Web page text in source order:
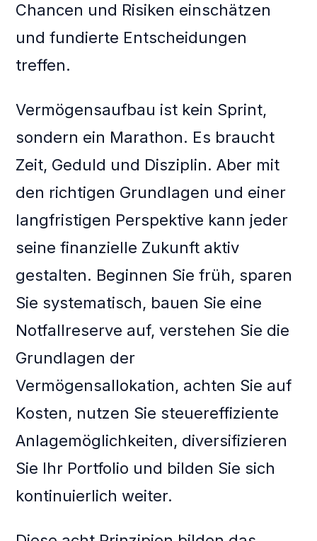
Chancen und Risiken einschätzen
und fundierte Entscheidungen
treffen.
Vermögensaufbau ist kein Sprint,
sondern ein Marathon. Es braucht
Zeit, Geduld und Disziplin. Aber mit
den richtigen Grundlagen und einer
langfristigen Perspektive kann jeder
seine finanzielle Zukunft aktiv
gestalten. Beginnen Sie früh, sparen
Sie systematisch, bauen Sie eine
Notfallreserve auf, verstehen Sie die
Grundlagen der
Vermögensallokation, achten Sie auf
Kosten, nutzen Sie steuereffiziente
Anlagemöglichkeiten, diversifizieren
Sie Ihr Portfolio und bilden Sie sich
kontinuierlich weiter.